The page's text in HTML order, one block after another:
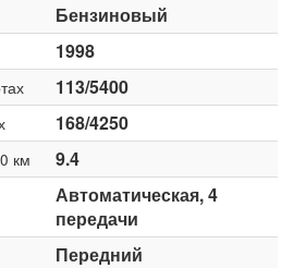
Бензиновый
1998
113/5400
168/4250
км
9.4
Автоматическая, 4
передачи
Передний